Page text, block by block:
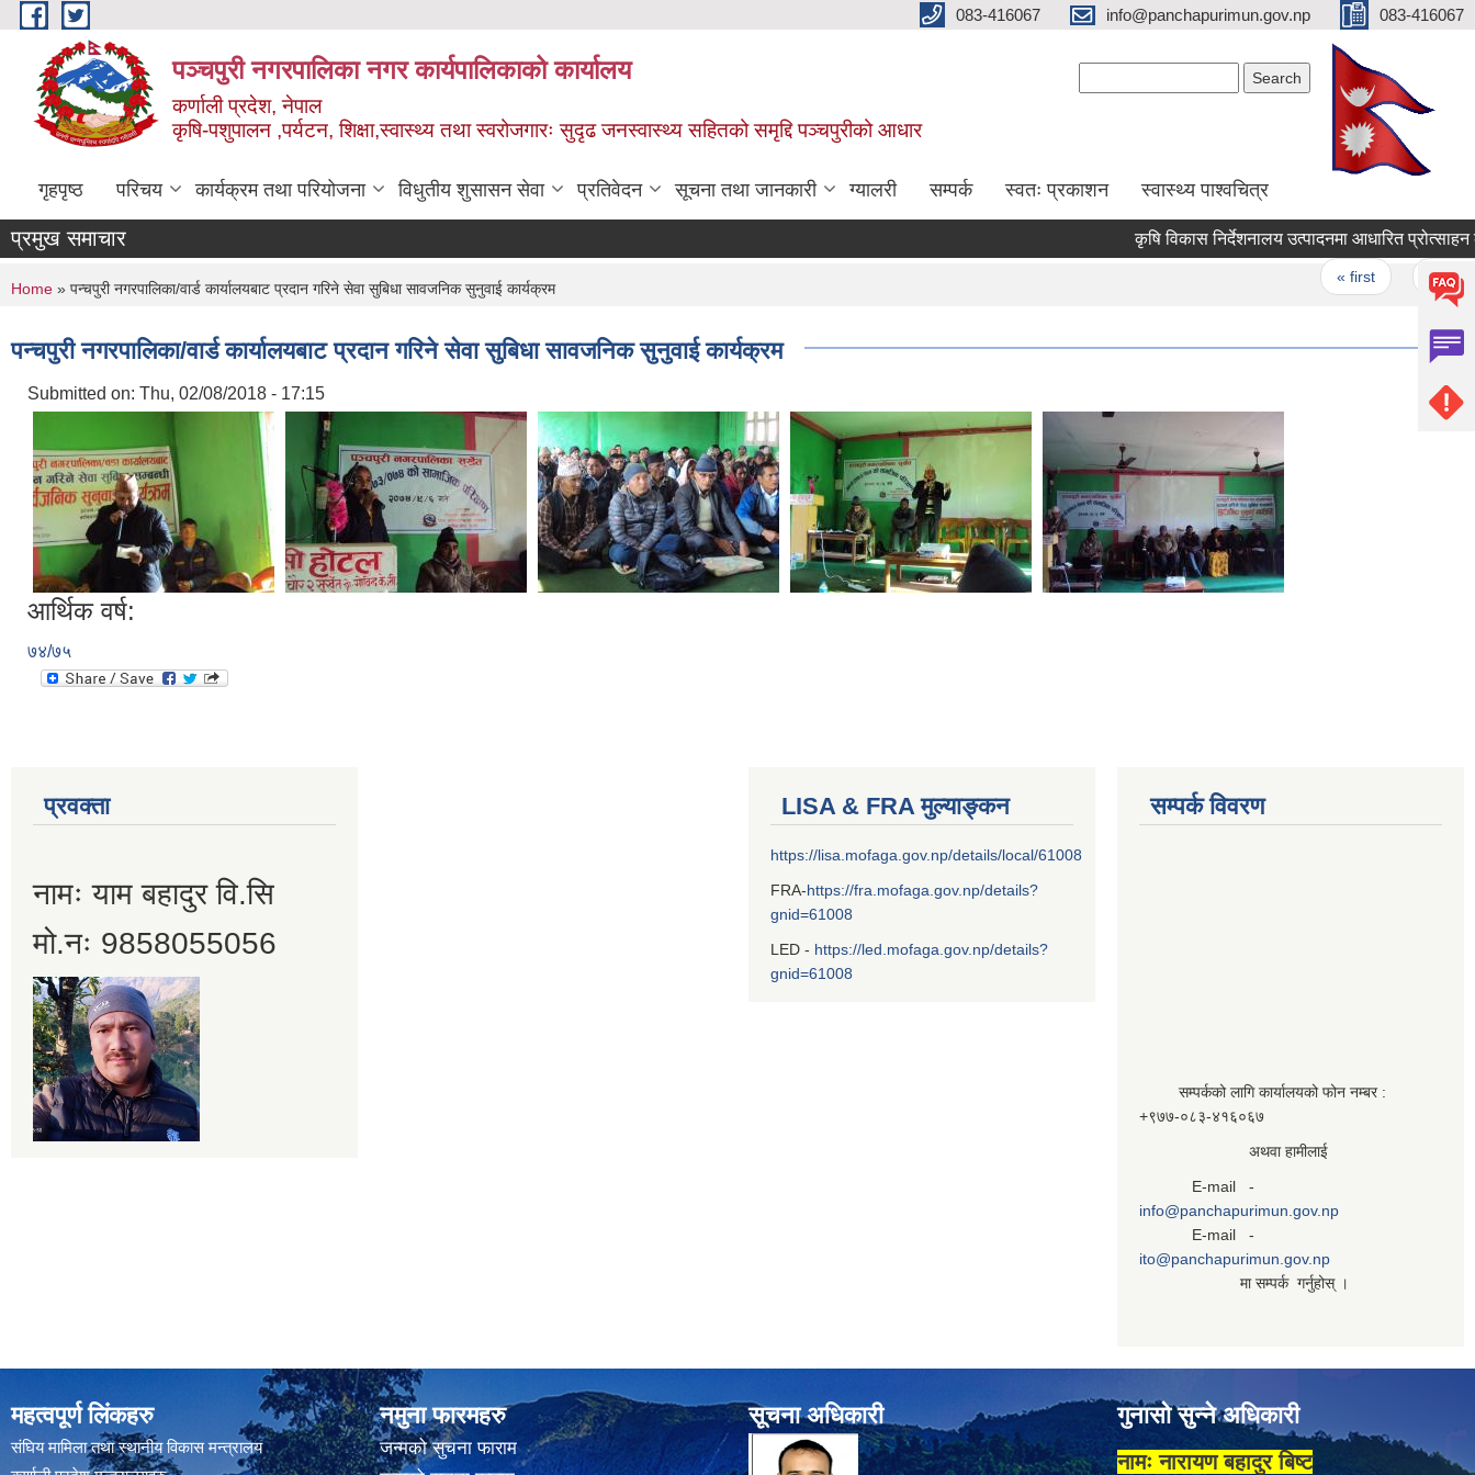
Skip to main content 083-416067 info@panchapurimun.gov.np 083-416067
पञ्चपुरी नगरपालिका नगर कार्यपालिकाको कार्यालय
कर्णाली प्रदेश, नेपाल
कृषि-पशुपालन ,पर्यटन, शिक्षा,स्वास्थ्य तथा स्वरोजगारः सुदृढ जनस्वास्थ्य सहितको समृद्दि पञ्चपुरीको आधार
गृहपृष्ठ परिचय कार्यक्रम तथा परियोजना विधुतीय शुसासन सेवा प्रतिवेदन सूचना तथा जानकारी ग्यालरी सम्पर्क स्वतः प्रकाशन स्वास्थ्य पाश्वचित्र
प्रमुख समाचार कृषि विकास निर्देशनालय उत्पादनमा आधारित प्रोत्साहन
« first ‹ previous
You are here
Home » पन्चपुरी नगरपालिका/वार्ड कार्यालयबाट प्रदान गरिने सेवा सुबिधा सावजनिक सुनुवाई कार्यक्रम
पन्चपुरी नगरपालिका/वार्ड कार्यालयबाट प्रदान गरिने सेवा सुबिधा सावजनिक सुनुवाई कार्यक्रम
Submitted on: Thu, 02/08/2018 - 17:15
आर्थिक वर्ष:
७४/७५
प्रवक्ता
नामः याम बहादुर वि.सि
मो.नः 9858055056
LISA & FRA मुल्याङ्कन
https://lisa.mofaga.gov.np/details/local/61008
FRA-https://fra.mofaga.gov.np/details?
gnid=61008
LED - https://led.mofaga.gov.np/details?
gnid=61008
सम्पर्क विवरण
सम्पर्कको लागि कार्यालयको फोन नम्बर :
+९७७-०८३‍-४१६०६७
अथवा हामीलाई
E-mail -
info@panchapurimun.gov.np
E-mail -
ito@panchapurimun.gov.np
मा सम्पर्क गर्नुहोस् ।
महत्वपूर्ण लिंकहरु
संघिय मामिला तथा स्थानीय विकास मन्त्रालय
नमुना फारमहरु
जन्मको सुचना फाराम
सूचना अधिकारी गुनासो सुन्ने अधिकारी
नामः नारायण बहादुर बिष्ट